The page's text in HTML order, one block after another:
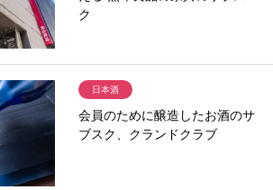
ク
日本酒
会員のために醸造したお酒のサ
ブスク、クランドクラブ